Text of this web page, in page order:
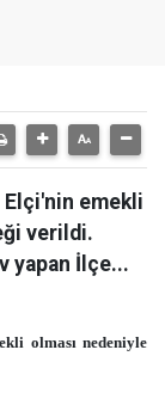
Elçi'nin emekli
verildi.
yapan İlçe...
olması nedeniyle